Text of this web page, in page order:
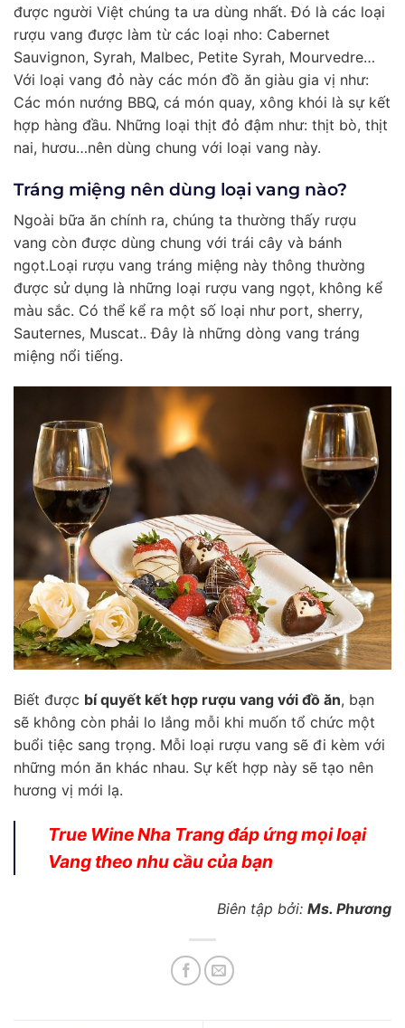
được người Việt chúng ta ưa dùng nhất. Đó là các loại
rượu vang được làm từ các loại nho: Cabernet
Sauvignon, Syrah, Malbec, Petite Syrah, Mourvedre…
Với loại vang đỏ này các món đồ ăn giàu gia vị như:
Các món nướng BBQ, cá món quay, xông khói là sự kết
hợp hàng đầu. Những loại thịt đỏ đậm như: thịt bò, thịt
nai, hươu…nên dùng chung với loại vang này.
Tráng miệng nên dùng loại vang nào?
Ngoài bữa ăn chính ra, chúng ta thường thấy rượu
vang còn được dùng chung với trái cây và bánh
ngọt.Loại rượu vang tráng miệng này thông thường
được sử dụng là những loại rượu vang ngọt, không kể
màu sắc. Có thể kể ra một số loại như port, sherry,
Sauternes, Muscat.. Đây là những dòng vang tráng
miệng nổi tiếng.
Biết được bí quyết kết hợp rượu vang với đồ ăn, bạn
sẽ không còn phải lo lắng mỗi khi muốn tổ chức một
buổi tiệc sang trọng. Mỗi loại rượu vang sẽ đi kèm với
những món ăn khác nhau. Sự kết hợp này sẽ tạo nên
hương vị mới lạ.
True Wine Nha Trang đáp ứng mọi loại
Vang theo nhu cầu của bạn
Biên tập bởi: Ms. Phương